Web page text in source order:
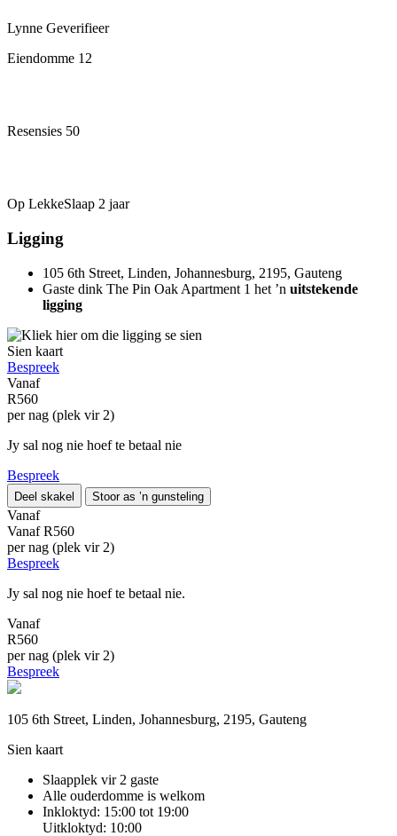
Lynne Geverifieer
Eiendomme 12
Resensies 50
Op LekkeSlaap 2 jaar
Ligging
105 6th Street, Linden, Johannesburg, 2195, Gauteng
Gaste dink The Pin Oak Apartment 1 het ’n uitstekende
ligging
Sien kaart
Bespreek
Vanaf
R560
per nag (plek vir 2)
Jy sal nog nie hoef te betaal nie
Bespreek
Deel skakel Stoor as ’n gunsteling
Vanaf
Vanaf R560
per nag (plek vir 2)
Bespreek
Jy sal nog nie hoef te betaal nie.
Vanaf
R560
per nag (plek vir 2)
Bespreek
105 6th Street, Linden, Johannesburg, 2195, Gauteng
Sien kaart
Slaapplek vir 2 gaste
Alle ouderdomme is welkom
Inkloktyd: 15:00 tot 19:00
Uitkloktyd: 10:00